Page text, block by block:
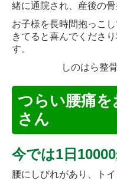
緒に通院され、産後の
お子様を長時間抱っこ
きてると喜んでくださ
す。
しのはら
つらい腰痛
さん
今では1日
腰にしびれがあり、ト